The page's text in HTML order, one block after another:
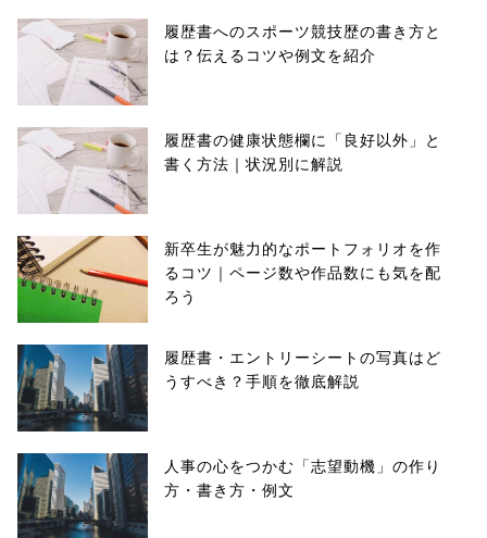
履歴書へのスポーツ競技歴の書き方と
は？伝えるコツや例文を紹介
履歴書の健康状態欄に「良好以外」と
書く方法｜状況別に解説
新卒生が魅力的なポートフォリオを作
るコツ｜ページ数や作品数にも気を配
ろう
履歴書・エントリーシートの写真はど
うすべき？手順を徹底解説
人事の心をつかむ「志望動機」の作り
方・書き方・例文